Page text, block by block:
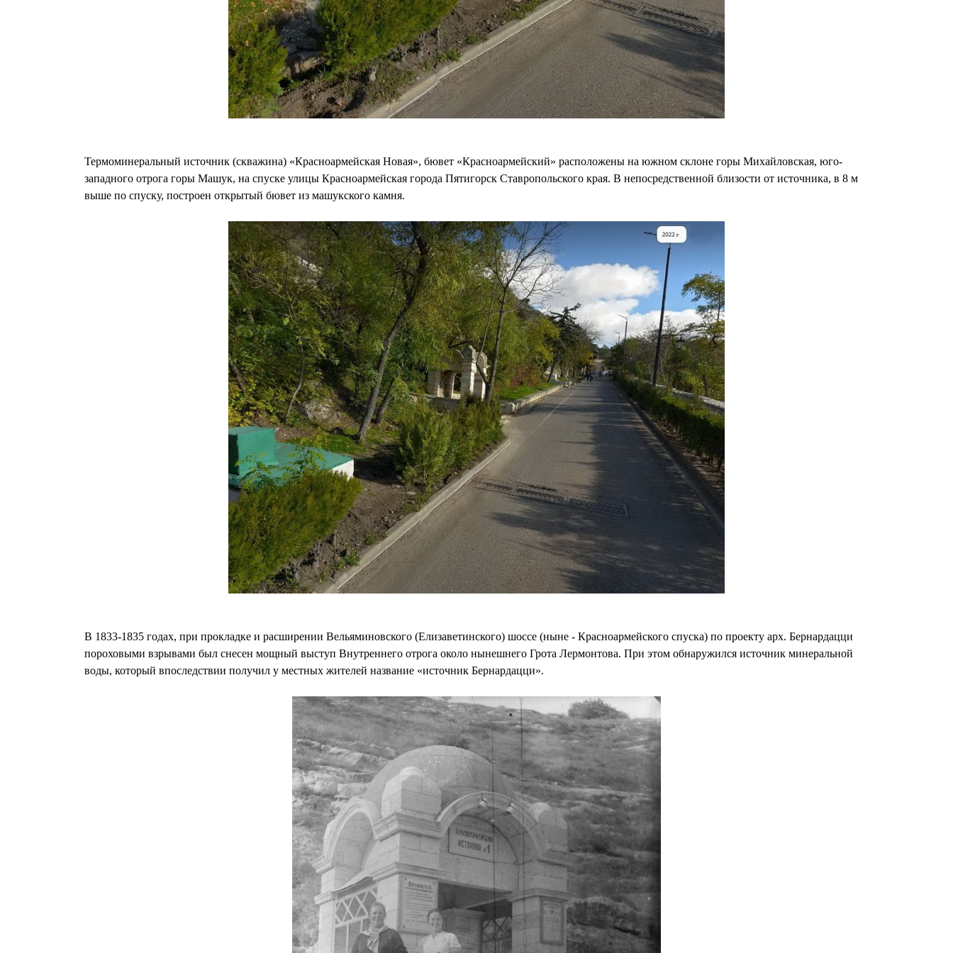
Термоминеральный источник (скважина) «Красноармейская Новая», бювет «Красноармейский» расположены на южном склоне горы Михайловская, юго-
западного отрога горы Машук, на спуске улицы Красноармейская города Пятигорск Ставропольского края. В непосредственной близости от источника, в 8 м
выше по спуску, построен открытый бювет из машукского камня.
В 1833-1835 годах, при прокладке и расширении Вельяминовского (Елизаветинского) шоссе (ныне - Красноармейского спуска) по проекту арх. Бернардацци
пороховыми взрывами был снесен мощный выступ Внутреннего отрога около нынешнего Грота Лермонтова. При этом обнаружился источник минеральной
воды, который впоследствии получил у местных жителей название «источник Бернардацци».